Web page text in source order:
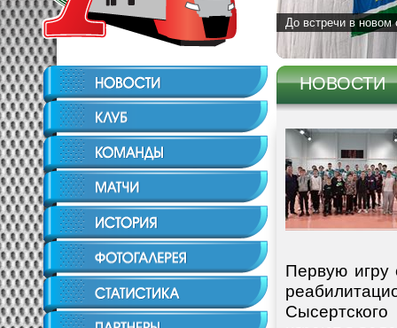
До встречи в новом
НОВОСТИ
Первую игру